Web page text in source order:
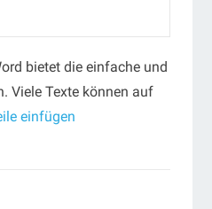
bietet die einfache und
Viele Texte können auf
einfügen